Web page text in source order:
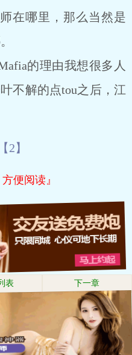
在哪里，那么当然是
的理由我想很多人
不解的点tou之后，江
【2】
便阅读』
表 下一章